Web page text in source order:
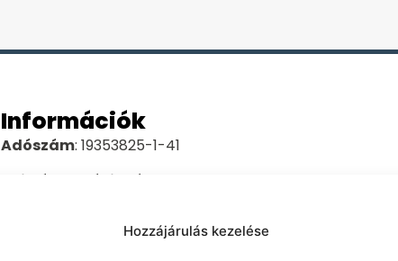
Hozzájárulás kezelése
Információk
Adószám: 19353825-1-41
Nyilvántartási szám